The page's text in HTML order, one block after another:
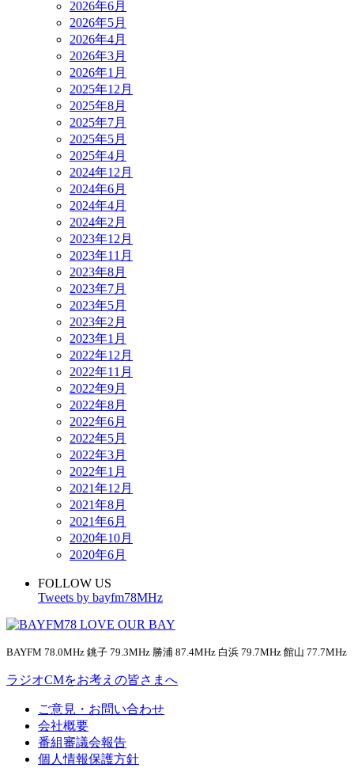
2026年6月
2026年5月
2026年4月
2026年3月
2026年1月
2025年12月
2025年8月
2025年7月
2025年5月
2025年4月
2024年12月
2024年6月
2024年4月
2024年2月
2023年12月
2023年11月
2023年8月
2023年7月
2023年5月
2023年2月
2023年1月
2022年12月
2022年11月
2022年9月
2022年8月
2022年6月
2022年5月
2022年3月
2022年1月
2021年12月
2021年8月
2021年6月
2020年10月
2020年6月
FOLLOW US
Tweets by bayfm78MHz
BAYFM 78.0MHz 銚子 79.3MHz 勝浦 87.4MHz 白浜 79.7MHz 館山 77.7MHz
ラジオCMをお考えの皆さまへ
ご意見・お問い合わせ
会社概要
番組審議会報告
個人情報保護方針